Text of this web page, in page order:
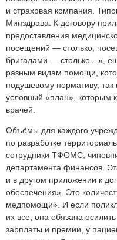
и страховая компания.
Минздрава. К договору
предоставления
посещений — столько,
бригадами — столько…»,
разным видам помощи,
подушевому нормативу,
условный «план», которым
врачей.
Объёмы для каждого
по разработке
сотрудники ТФОМС,
департамента финансов.
и в другом приложении к
обеспечения». Это
медпомощи». И если
их все, она обязана
зарплаты и премии, у